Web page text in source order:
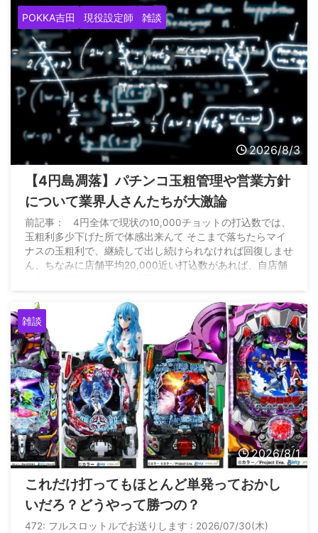
POKKA吉田 現役設定師 雑談
2026/8/3
【4円島凋落】パチンコ玉粗管理や営業方針
について業界人さんたちが大激論
前記事： 4円全体で現状の10,000チョットの打込数では、
玉粗利多少下げた所で体感出来んて そこまで落ちたらマイ
ナスの玉粗利で、継続して出し続けられなければ回復しませ
ん、ちなみに店舗平均20,000近い打込数があれば、自店舗
の上のパチンコ店 (@P_market56) August 2, 2026
雑談
2026/8/1
これだけ打ってもほとんど単発っておかし
いだろ？どうやって勝つの？
472: フルスロットルでお送りします : 2026/07/30(木)